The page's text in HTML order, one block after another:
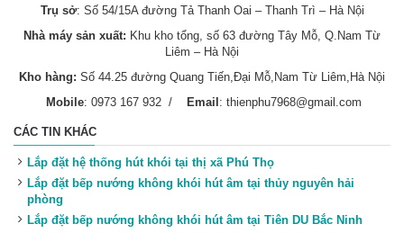
Trụ sở: Số 54/15A đường Tả Thanh Oai – Thanh Trì – Hà Nội
Nhà máy sản xuất: Khu kho tổng, số 63 đường Tây Mỗ, Q.Nam Từ
Liêm – Hà Nội
Kho hàng: Số 44.25 đường Quang Tiến,Đại Mỗ,Nam Từ Liêm,Hà Nội
Mobile: 0973 167 932 / Email : thienphu7968@gmail.com
CÁC TIN KHÁC
Lắp đặt hệ thống hút khói tại thị xã Phú Thọ
Lắp đặt bếp nướng không khói hút âm tại thủy nguyên hải
phòng
Lắp đặt bếp nướng không khói hút âm tại Tiên DU Bắc Ninh